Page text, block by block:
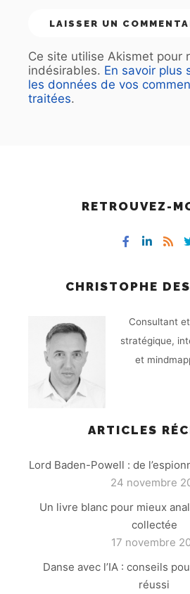
Ce site utilise Akismet pour
indésirables. En savoir plus
les données de vos
traitées.
RETROUVEZ-
CHRISTOPHE
Consultant
stratégique,
et
ARTICLES
Lord Baden-Powell : de
24 novembre
Un livre blanc pour mieux
collectée
17 novembre
Danse avec l’IA : conseils
réussi